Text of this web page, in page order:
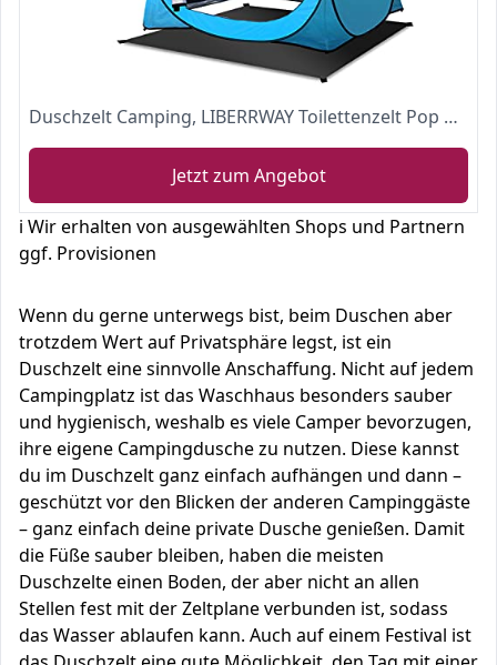
Duschzelt Camping, LIBERRWAY Toilettenzelt Pop Up 120 * 120 * 195cm Wasserdicht Privatsphäre Umkleidezelt mit Boden Abspannseile Heringen-Mobile Toiletten und Duschkabine
Jetzt zum Angebot
ℹ️ Wir erhalten von ausgewählten Shops und Partnern
ggf. Provisionen
Wenn du gerne unterwegs bist, beim Duschen aber
trotzdem Wert auf Privatsphäre legst, ist ein
Duschzelt eine sinnvolle Anschaffung. Nicht auf jedem
Campingplatz ist das Waschhaus besonders sauber
und hygienisch, weshalb es viele Camper bevorzugen,
ihre eigene Campingdusche zu nutzen. Diese kannst
du im Duschzelt ganz einfach aufhängen und dann –
geschützt vor den Blicken der anderen Campinggäste
– ganz einfach deine private Dusche genießen. Damit
die Füße sauber bleiben, haben die meisten
Duschzelte einen Boden, der aber nicht an allen
Stellen fest mit der Zeltplane verbunden ist, sodass
das Wasser ablaufen kann. Auch auf einem Festival ist